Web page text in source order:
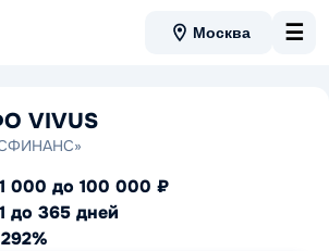
Москва ☰
VIVUS
000 до 100 000 ₽
до 365 дней